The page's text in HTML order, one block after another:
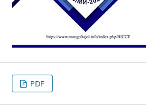
PDF